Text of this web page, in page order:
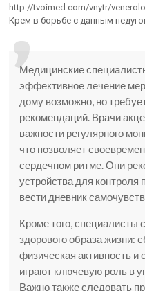
http://tvoimed.com/vnytr/
Крем в борьбе с данным
Медицинские
эффективное лечение
дому возможно, но
рекомендаций. Врачи
важности регулярного
что позволяет
сердечном ритме. Они
устройства для контроля
вести дневник
Кроме того, специалисты
здорового образа жизни:
физическая активность и
играют ключевую роль в
Важно также следовать